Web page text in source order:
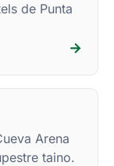
de Punta
→
Arena
taino.